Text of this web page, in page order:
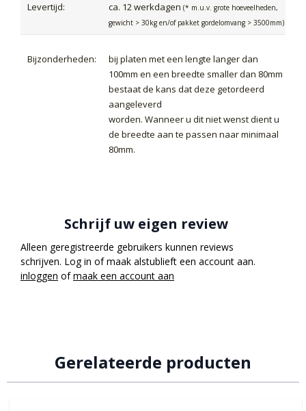
Levertijd: ca. 12 werkdagen (* m.u.v. grote hoeveelheden,
gewicht > 30kg en/of pakket gordelomvang > 3500mm)
Bijzonderheden:
bij platen met een lengte langer dan
100mm en een breedte smaller dan 80mm
bestaat de kans dat deze getordeerd
aangeleverd
worden. Wanneer u dit niet wenst dient u
de breedte aan te passen naar minimaal
80mm.
Schrijf uw eigen review
Alleen geregistreerde gebruikers kunnen reviews
schrijven. Log in of maak alstublieft een account aan.
inloggen ofmaak een account aan
Gerelateerde producten